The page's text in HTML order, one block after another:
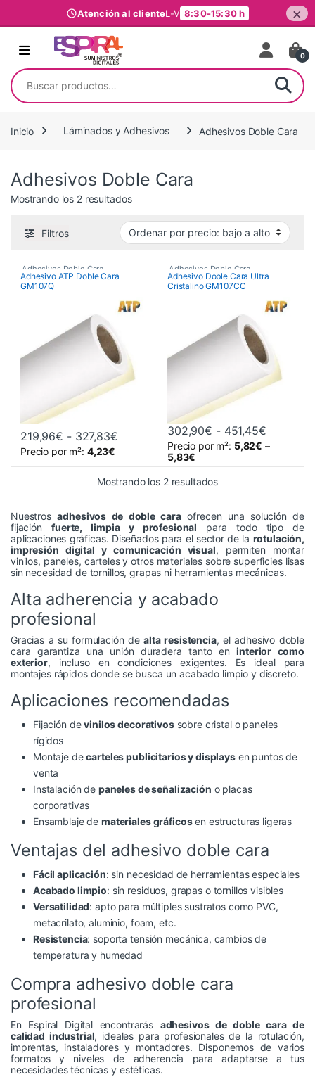
Atención al clienteL-V 8:30-15:30 h ×
Ir al contenido
0
Buscar por:
Inicio Láminados y Adhesivos Adhesivos Doble Cara
Adhesivos Doble Cara
Mostrando los 2 resultadosOrdenado por precio: bajo a alto
Filtros
Adhesivos Doble Cara
Láminados y Adhesivos
Adhesivo ATP Doble Cara
GM107Q
219,96€ - 327,83€Rango de precios: desde 219,96€
Precio por m²: 4,23€
Este producto tiene múltiples variantes. Las opciones se
Adhesivos Doble Cara
Láminados y Adhesivos
Adhesivo Doble Cara Ultra
Cristalino GM107CC
302,90€ - 451,45€Rango
Precio por m²: 5,82€ –
5,83€
Este producto tiene múltiples
Mostrando los 2 resultadosOrdenado por
Nuestrosadhesivos de doble caraofrecen una solución de
fijaciónfuerte, limpia y profesional para todo tipo de
aplicaciones gráficas. Diseñados para el sector de la rotulación,
impresión digital y comunicación visual, permiten montar
vinilos, paneles, carteles y otros materiales sobre superficies lisas
sin necesidad de tornillos, grapas ni herramientas mecánicas.
Alta adherencia y acabado
profesional
Gracias a su formulación dealta resistencia, el adhesivo doble
cara garantiza una unión duradera tanto eninterior como
exterior, incluso en condiciones exigentes. Es ideal para
montajes rápidos donde se busca un acabado limpio y discreto.
Aplicaciones recomendadas
Fijación devinilos decorativossobre cristal o paneles
rígidos
Montaje decarteles publicitarios y displaysen puntos de
venta
Instalación de paneles de señalización o placas
corporativas
Ensamblaje demateriales gráficosen estructuras ligeras
Ventajas del adhesivo doble cara
Fácil aplicación: sin necesidad de herramientas especiales
Acabado limpio: sin residuos, grapas o tornillos visibles
Versatilidad: apto para múltiples sustratos como PVC,
metacrilato, aluminio, foam, etc.
Resistencia: soporta tensión mecánica, cambios de
temperatura y humedad
Compra adhesivo doble cara
profesional
En Espiral Digitalencontrarás adhesivos de doble cara de
calidad industrial, ideales para profesionales de la rotulación,
imprentas, instaladores y montadores. Disponemos de varios
formatos y niveles de adherencia para adaptarse a tus
necesidades técnicas y estéticas.